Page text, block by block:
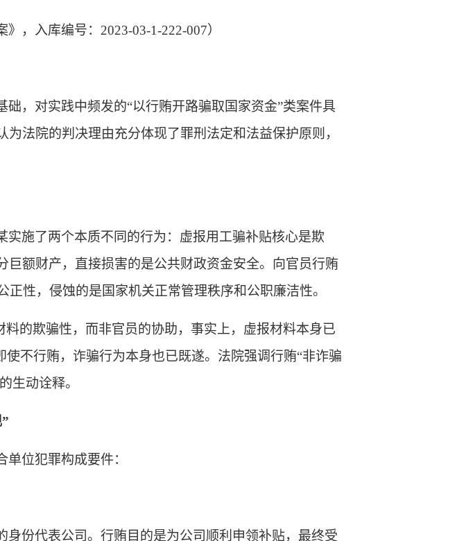
，入库编号： 2023-03-1-222-007）
础，对实践中频发的“以行贿开路骗取国家资金”类案件具
法院的判决理由充分体现了罪刑法定和法益保护原则，
施了两个本质不同的行为：虚报用工骗补贴核心是欺
额财产，直接损害的是公共财政资金安全。向官员行贿
性，侵蚀的是国家机关正常管理秩序和公职廉洁性。
料的欺骗性，而非官员的协助，事实上，虚报材料本身已
不行贿，诈骗行为本身也已既遂。法院强调行贿“非诈骗
生动诠释。
位犯罪构成要件：
份代表公司。行贿目的是为公司顺利申领补贴，最终受